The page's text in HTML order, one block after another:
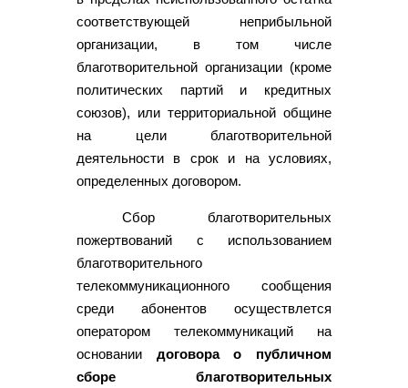
соответствующей неприбыльной
организации, в том числе
благотворительной организации (кроме
политических партий и кредитных
союзов), или территориальной общине
на цели благотворительной
деятельности в срок и на условиях,
определенных договором.
Сбор благотворительных
пожертвований с использованием
благотворительного
телекоммуникационного сообщения
среди абонентов осуществлется
оператором телекоммуникаций на
основании договора о публичном
сборе благотворительных